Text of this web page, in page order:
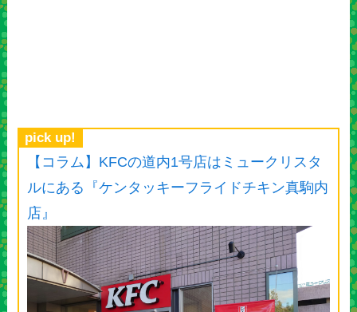
pick up!
【コラム】KFCの道内1号店はミュークリスタ
ルにある『ケンタッキーフライドチキン真駒内
店』